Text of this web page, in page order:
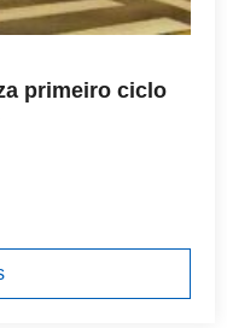
primeiro ciclo